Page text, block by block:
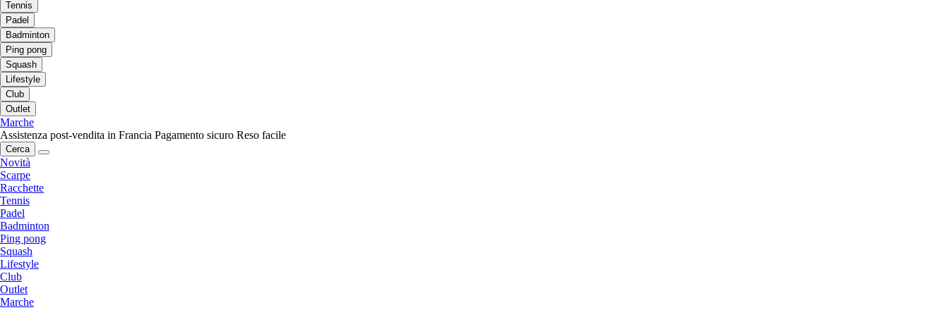
Tennis
Padel
Badminton
Ping pong
Squash
Lifestyle
Club
Outlet
Marche
Assistenza post-vendita in Francia Pagamento sicuro Reso facile
Cerca
Novità
Scarpe
Racchette
Tennis
Padel
Badminton
Ping pong
Squash
Lifestyle
Club
Outlet
Marche